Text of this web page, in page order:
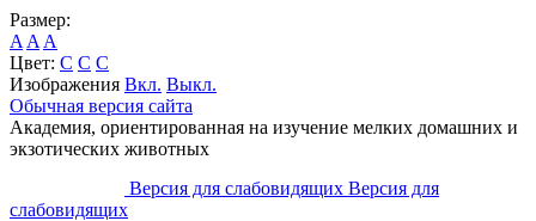
Размер:
A A A
Цвет: C C C
Изображения Вкл. Выкл.
Обычная версия сайта
Академия, ориентированная на изучение мелких домашних и
экзотических животных
Версия для слабовидящих Версия для
слабовидящих